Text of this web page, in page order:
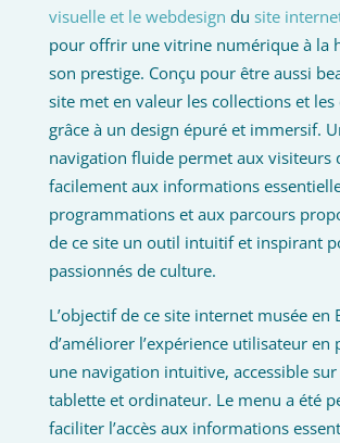
visuelle et le webdesign du site
pour offrir une vitrine numérique à la
son prestige. Conçu pour être aussi
site met en valeur les collections et
grâce à un design épuré et immersif.
navigation fluide permet aux visiteurs
facilement aux informations
programmations et aux parcours
de ce site un outil intuitif et inspirant
passionnés de culture.
L’objectif de ce site internet musée en
d’améliorer l’expérience utilisateur en
une navigation intuitive, accessible
tablette et ordinateur. Le menu a été
faciliter l’accès aux informations